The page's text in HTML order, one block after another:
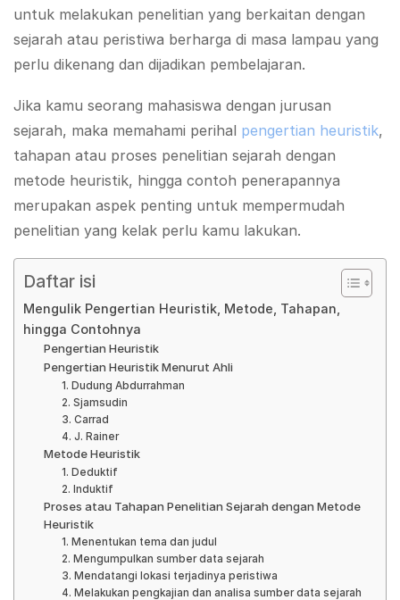
untuk melakukan penelitian yang berkaitan dengan
sejarah atau peristiwa berharga di masa lampau yang
perlu dikenang dan dijadikan pembelajaran.
Jika kamu seorang mahasiswa dengan jurusan
sejarah, maka memahami perihal pengertian heuristik,
tahapan atau proses penelitian sejarah dengan
metode heuristik, hingga contoh penerapannya
merupakan aspek penting untuk mempermudah
penelitian yang kelak perlu kamu lakukan.
Daftar isi
Mengulik Pengertian Heuristik, Metode, Tahapan,
hingga Contohnya
Pengertian Heuristik
Pengertian Heuristik Menurut Ahli
1. Dudung Abdurrahman
2. Sjamsudin
3. Carrad
4. J. Rainer
Metode Heuristik
1. Deduktif
2. Induktif
Proses atau Tahapan Penelitian Sejarah dengan Metode
Heuristik
1. Menentukan tema dan judul
2. Mengumpulkan sumber data sejarah
3. Mendatangi lokasi terjadinya peristiwa
4. Melakukan pengkajian dan analisa sumber data sejarah